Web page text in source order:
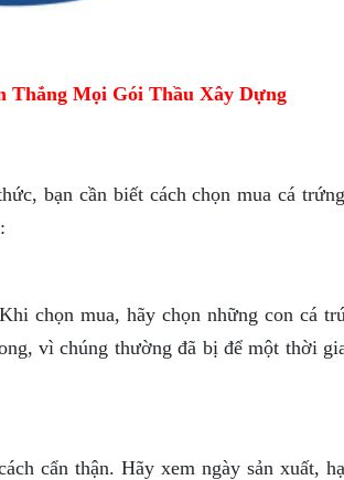
Mọi Gói Thầu Xây Dựng
bạn cần biết cách chọn mua cá
chọn mua, hãy chọn những con cá
vì chúng thường đã bị để một thời
cẩn thận. Hãy xem ngày sản xuất,